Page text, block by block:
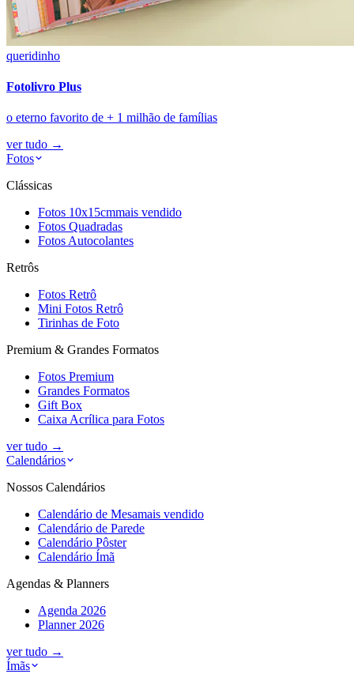
queridinho
Fotolivro Plus
o eterno favorito de + 1 milhão de famílias
ver tudo →
Fotos
Clássicas
Fotos 10x15cmmais vendido
Fotos Quadradas
Fotos Autocolantes
Retrôs
Fotos Retrô
Mini Fotos Retrô
Tirinhas de Foto
Premium & Grandes Formatos
Fotos Premium
Grandes Formatos
Gift Box
Caixa Acrílica para Fotos
ver tudo →
Calendários
Nossos Calendários
Calendário de Mesamais vendido
Calendário de Parede
Calendário Pôster
Calendário Ímã
Agendas & Planners
Agenda 2026
Planner 2026
ver tudo →
Ímãs